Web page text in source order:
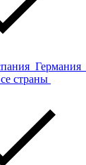
Германия
страны